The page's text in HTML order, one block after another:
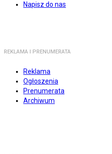
Napisz do nas
REKLAMA I PRENUMERATA
Reklama
Ogłoszenia
Prenumerata
Archiwum